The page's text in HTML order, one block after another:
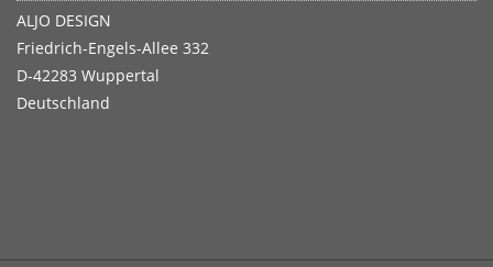
ALJO DESIGN
Friedrich-Engels-Allee 332
D-42283 Wuppertal
Deutschland